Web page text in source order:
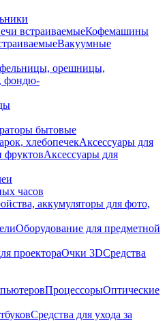
встраиваемыеКофемашины
Вакуумные
орешницы,
фондю-
бытовые
хлебопечекАксессуары для
фруктовАксессуары для
часов
аккумуляторы для фото,
Оборудование для предметной
проектораОчки 3DСредства
ПроцессорыОптические
Средства для ухода за